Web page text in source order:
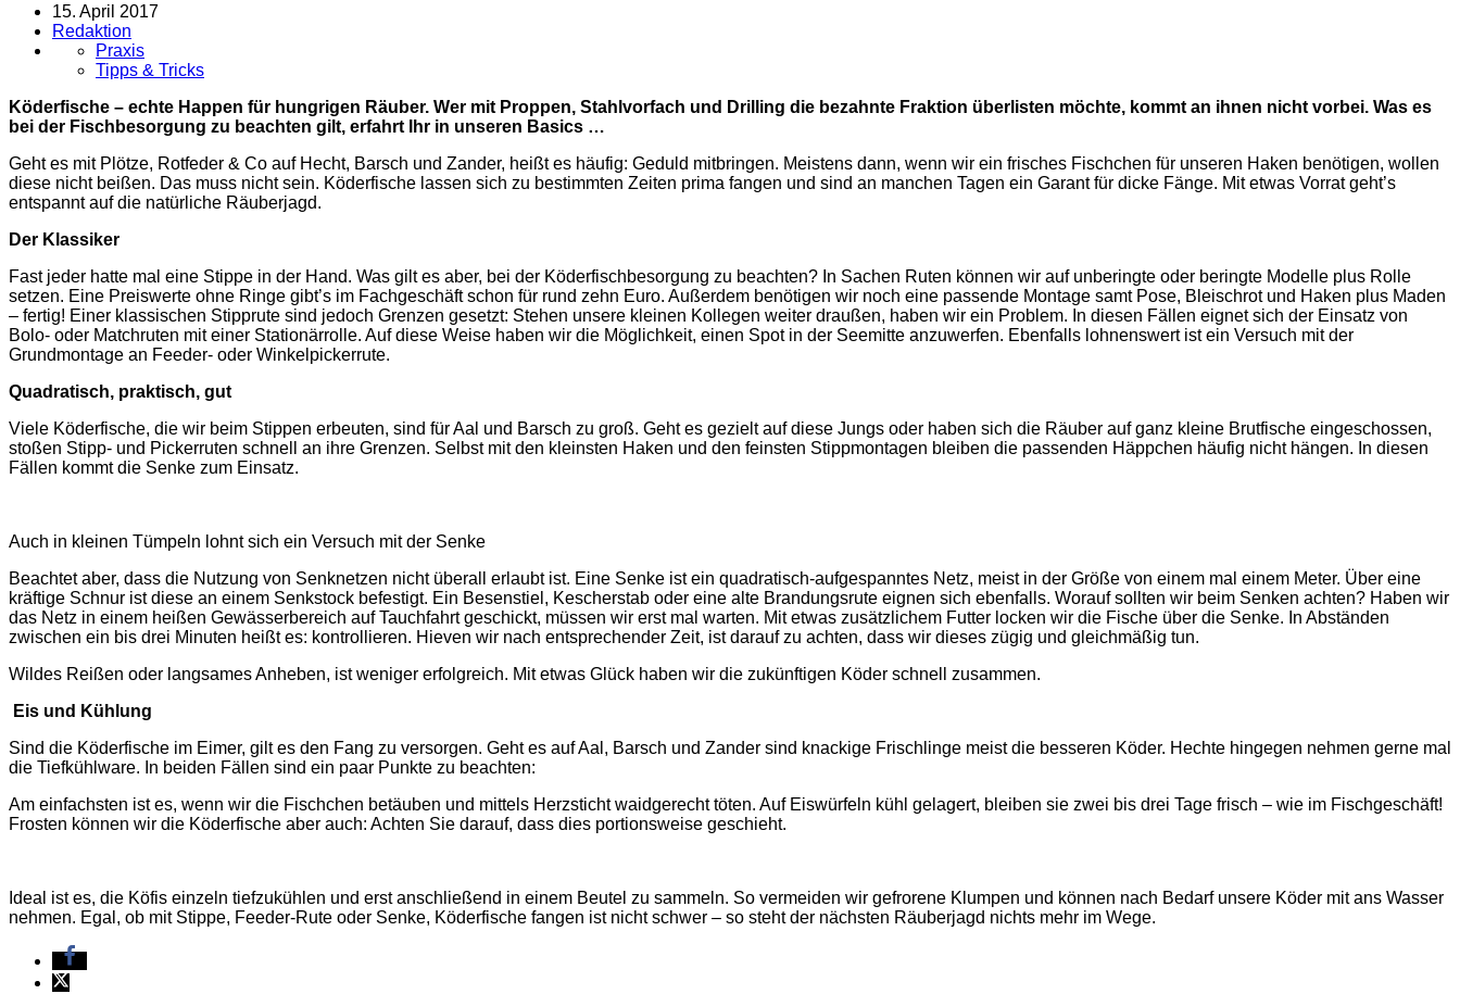
15. April 2017
Redaktion
Praxis
Tipps & Tricks
Köderfische – echte Happen für hungrigen Räuber. Wer mit Proppen, Stahlvorfach und Drilling die bezahnte Fraktion überlisten möchte, kommt an ihnen nicht vorbei. Was es
bei der Fischbesorgung zu beachten gilt, erfahrt Ihr in unseren Basics …
Geht es mit Plötze, Rotfeder & Co auf Hecht, Barsch und Zander, heißt es häufig: Geduld mitbringen. Meistens dann, wenn wir ein frisches Fischchen für unseren Haken benötigen, wollen
diese nicht beißen. Das muss nicht sein. Köderfische lassen sich zu bestimmten Zeiten prima fangen und sind an manchen Tagen ein Garant für dicke Fänge. Mit etwas Vorrat geht’s
entspannt auf die natürliche Räuberjagd.
Der Klassiker
Fast jeder hatte mal eine Stippe in der Hand. Was gilt es aber, bei der Köderfischbesorgung zu beachten? In Sachen Ruten können wir auf unberingte oder beringte Modelle plus Rolle
setzen. Eine Preiswerte ohne Ringe gibt’s im Fachgeschäft schon für rund zehn Euro. Außerdem benötigen wir noch eine passende Montage samt Pose, Bleischrot und Haken plus Maden
– fertig! Einer klassischen Stipprute sind jedoch Grenzen gesetzt: Stehen unsere ­kleinen Kollegen weiter draußen, haben wir ein Problem. In diesen Fällen eignet sich der Einsatz von
Bolo- oder Matchruten mit einer Stationärrolle. Auf diese Weise ­haben wir die Möglichkeit, einen Spot in der Seemitte anzuwerfen. Ebenfalls lohnenswert ist ein Versuch mit der
Grundmontage an Feeder- oder Winkel­pickerrute.
Quadratisch, praktisch, gut
Viele Köderfische, die wir beim Stippen erbeuten, sind für Aal und Barsch zu groß. Geht es gezielt auf diese Jungs oder haben sich die Räuber auf ganz kleine Brutfische eingeschossen,
stoßen Stipp- und Pickerruten schnell an ihre Grenzen. Selbst mit den kleinsten Haken und den feinsten Stippmontagen bleiben die passenden Häppchen häufig nicht hängen. In diesen
Fällen kommt die Senke zum Einsatz.
Auch in kleinen Tümpeln lohnt sich ein Versuch mit der Senke
Beachtet aber, dass die Nutzung von Senknetzen nicht überall erlaubt ist. Eine Senke ist ein quadratisch-aufgespanntes Netz, meist in der Größe von einem mal einem Meter. Über eine
kräftige Schnur ist diese an einem Senkstock befestigt. Ein Besenstiel, Kescherstab oder eine alte Brandungsrute eignen sich ebenfalls. Worauf sollten wir beim Senken achten? Haben wir
das Netz in einem heißen Gewässerbereich auf Tauchfahrt geschickt, müssen wir erst mal warten. Mit etwas zusätzlichem Futter locken wir die Fische über die Senke. In Abständen
zwischen ein bis drei Minuten heißt es: kontrollieren. Hieven wir nach entsprechender Zeit, ist darauf zu achten, dass wir dieses zügig und gleichmäßig tun.
Wildes Reißen oder langsames Anheben, ist weniger erfolgreich. Mit etwas Glück haben wir die zukünftigen Köder schnell zusammen.
Eis und Kühlung
Sind die Köderfische im Eimer, gilt es den Fang zu versorgen. Geht es auf Aal, Barsch und Zander sind knackige Frischlinge meist die besseren Köder. Hechte hingegen nehmen gerne mal
die Tiefkühlware. In beiden Fällen sind ein paar Punkte zu beachten:
Am einfachsten ist es, wenn wir die Fischchen betäuben und mittels Herzsticht waidgerecht töten. Auf Eiswürfeln kühl gelagert, bleiben sie zwei bis drei Tage frisch – wie im Fischgeschäft!
Frosten können wir die Köderfische aber auch: Achten Sie darauf, dass dies portionsweise geschieht.
Ideal ist es, die Köfis einzeln tiefzukühlen und erst anschließend in einem Beutel zu sammeln. So vermeiden wir gefrorene Klumpen und können nach Bedarf unsere Köder mit ans Wasser
nehmen. Egal, ob mit Stippe, Feeder-Rute oder Senke, Köderfische fangen ist nicht schwer – so steht der nächsten Räuberjagd nichts mehr im Wege.